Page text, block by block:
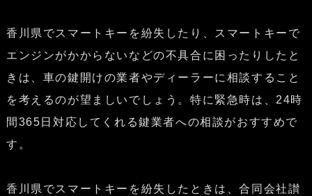
香川県でスマートキーを紛失したり、スマートキーで
エンジンがかからないなどの不具合に困ったりしたと
きは、車の鍵開けの業者やディーラーに相談すること
を考えるのが望ましいでしょう。特に緊急時は、24時
間365日対応してくれる鍵業者への相談がおすすめで
す。
香川県でスマートキーを紛失したときは、合同会社讃